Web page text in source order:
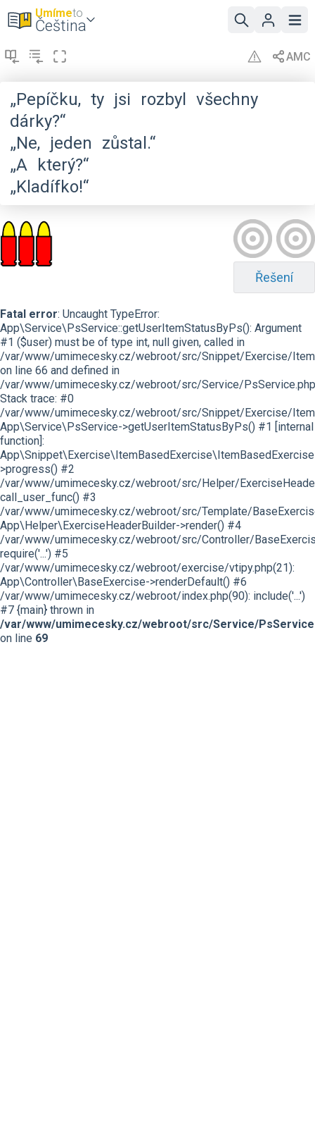
Umímeto
Čeština
„Pepíčku, ty jsi rozbyl
všechny
dárky?“
„Ne, jeden
zůstal.“
„A
který?“
„Kladífko!“
Řešení
Fatal error: Uncaught TypeError:
App\Service\PsService::getUserItemStatusByPs(): Argument
#1 ($user) must be of type int, null given, called in
/var/www/umimecesky.cz/webroot/src/Snippet/Exercise/
on line 66 and defined in
/var/www/umimecesky.cz/webroot/src/Service/
Stack trace: #0
/var/www/umimecesky.cz/webroot/src/Snippet/Exercise/
App\Service\PsService->getUserItemStatusByPs() #1 [internal
function]:
>progress() #2
/var/www/umimecesky.cz/webroot/src/Helper/
call_user_func() #3
/var/www/umimecesky.cz/webroot/src/Template/
App\Helper\ExerciseHeaderBuilder->render() #4
/var/www/umimecesky.cz/webroot/src/Controller/
require('...') #5
/var/www/umimecesky.cz/webroot/exercise/vtipy.php(21):
App\Controller\BaseExercise->renderDefault() #6
/var/www/umimecesky.cz/webroot/index.php(90): include('...')
#7 {main} thrown in
/var/www/umimecesky.cz/webroot/src/Service/
on line 69